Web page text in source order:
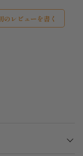
のレビューを書く